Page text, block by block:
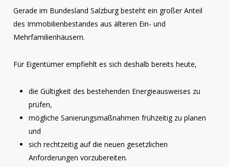
Gerade im Bundesland Salzburg besteht ein großer Anteil
des Immobilienbestandes aus älteren Ein- und
Mehrfamilienhäusern.
Für Eigentümer empfiehlt es sich deshalb bereits heute,
die Gültigkeit des bestehenden Energieausweises zu
prüfen,
mögliche Sanierungsmaßnahmen frühzeitig zu planen
und
sich rechtzeitig auf die neuen gesetzlichen
Anforderungen vorzubereiten.